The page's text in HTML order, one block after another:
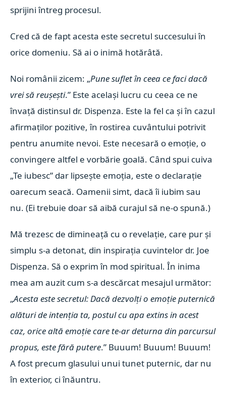
sprijini întreg procesul.
Cred că de fapt acesta este secretul succesului în
orice domeniu. Să ai o inimă hotărâtă.
Noi românii zicem: „Pune suflet în ceea ce faci dacă
vrei să reușești.” Este același lucru cu ceea ce ne
învață distinsul dr. Dispenza. Este la fel ca și în cazul
afirmaților pozitive, în rostirea cuvântului potrivit
pentru anumite nevoi. Este necesară o emoție, o
convingere altfel e vorbărie goală. Când spui cuiva
„Te iubesc” dar lipsește emoția, este o declarație
oarecum seacă. Oamenii simt, dacă îi iubim sau
nu. (Ei trebuie doar să aibă curajul să ne-o spună.)
Mă trezesc de dimineață cu o revelație, care pur și
simplu s-a detonat, din inspirația cuvintelor dr. Joe
Dispenza. Să o exprim în mod spiritual.În inima
mea am auzit cum s-a descărcat mesajul următor:
„Acesta este secretul: Dacă dezvolți o emoție puternică
alături de intenția ta, postul cu apa extins in acest
caz, orice altă emoție care te-ar deturna din parcursul
propus, este fără putere.” Buuum! Buuum! Buuum!
A fost precum glasului unui tunet puternic, dar nu
în exterior, ci înăuntru.